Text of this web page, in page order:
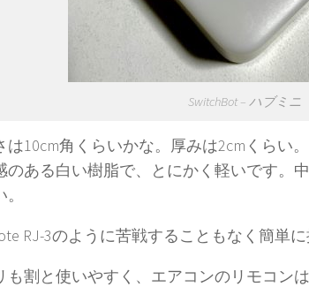
SwitchBot – ハブミニ
は10cm角くらいかな。厚みは2cmくらい。
のある白い樹脂で、とにかく軽いです。
RJ-3のように苦戦することもなく簡単に
も割と使いやすく、エアコンのリモコン